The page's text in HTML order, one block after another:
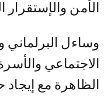
الأمن والإستقرار
وساءل البرلماني
الاجتماعي
الظاهرة مع